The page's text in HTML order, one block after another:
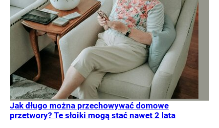
Jak długo można przechowywać domowe
przetwory? Te słoiki mogą stać nawet 2 lata